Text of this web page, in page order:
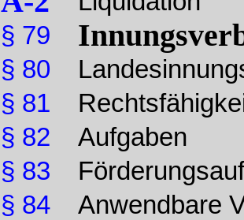
§ 79
§ 80
§ 81
§ 82
§ 83
§ 84
Aufgaben
Anwendbare